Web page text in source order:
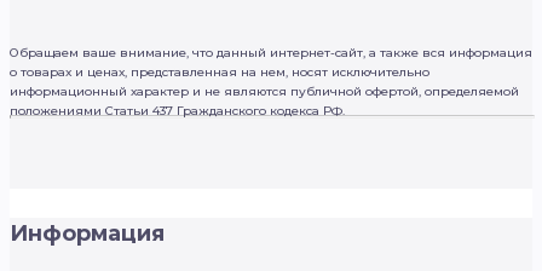
Обращаем ваше внимание, что данный интернет-сайт, а также вся информация
о товарах и ценах, представленная на нем, носят исключительно
информационный характер и не являются публичной офертой, определяемой
положениями Статьи 437 Гражданского кодекса РФ.
Информация